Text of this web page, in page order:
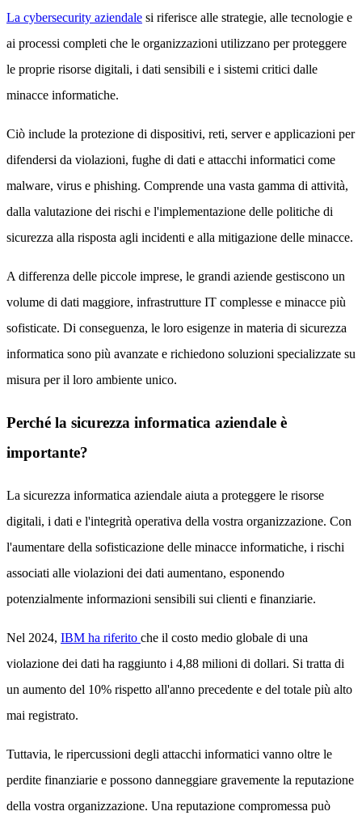
La cybersecurity aziendale si riferisce alle strategie, alle tecnologie e
ai processi completi che le organizzazioni utilizzano per proteggere
le proprie risorse digitali, i dati sensibili e i sistemi critici dalle
minacce informatiche.
Ciò include la protezione di dispositivi, reti, server e applicazioni per
difendersi da violazioni, fughe di dati e attacchi informatici come
malware, virus e phishing. Comprende una vasta gamma di attività,
dalla valutazione dei rischi e l'implementazione delle politiche di
sicurezza alla risposta agli incidenti e alla mitigazione delle minacce.
A differenza delle piccole imprese, le grandi aziende gestiscono un
volume di dati maggiore, infrastrutture IT complesse e minacce più
sofisticate. Di conseguenza, le loro esigenze in materia di sicurezza
informatica sono più avanzate e richiedono soluzioni specializzate su
misura per il loro ambiente unico.
Perché la sicurezza informatica aziendale è
importante?
La sicurezza informatica aziendale aiuta a proteggere le risorse
digitali, i dati e l'integrità operativa della vostra organizzazione. Con
l'aumentare della sofisticazione delle minacce informatiche, i rischi
associati alle violazioni dei dati aumentano, esponendo
potenzialmente informazioni sensibili sui clienti e finanziarie.
Nel 2024, IBM ha riferito che il costo medio globale di una
violazione dei dati ha raggiunto i 4,88 milioni di dollari. Si tratta di
un aumento del 10% rispetto all'anno precedente e del totale più alto
mai registrato.
Tuttavia, le ripercussioni degli attacchi informatici vanno oltre le
perdite finanziarie e possono danneggiare gravemente la reputazione
della vostra organizzazione. Una reputazione compromessa può